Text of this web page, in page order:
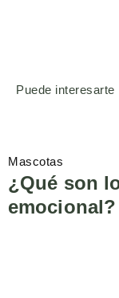
Puede interesarte
Mascotas
¿Qué son
emocional?